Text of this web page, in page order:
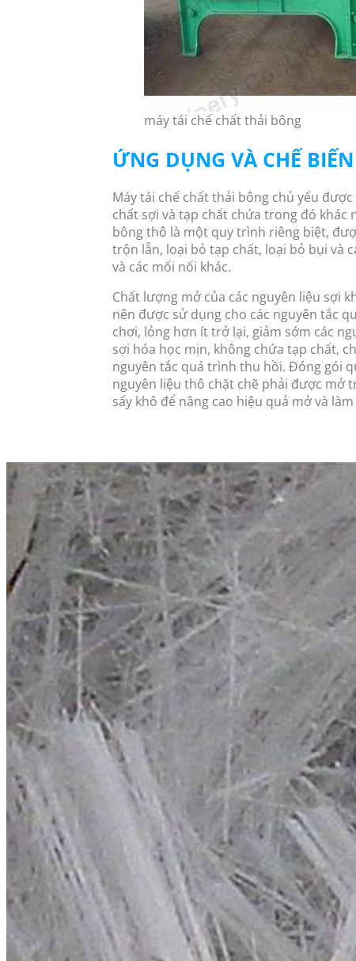
máy tái chế chất thải bông
ỨNG DỤNG VÀ CHẾ
Máy tái chế chất thải bông chủ yếu
chất sợi và tạp chất chứa trong đó khác
bông thô là một quy trình riêng biệt,
trộn lẫn, loại bỏ tạp chất, loại bỏ bụi và
và các mối nối khác.
Chất lượng mở của các nguyên liệu sợi
nên được sử dụng cho các nguyên tắc
chơi, lỏng hơn ít trở lại, giảm sớm các
sợi hóa học mịn, không chứa tạp chất,
nguyên tắc quá trình thu hồi. Đóng gói
nguyên liệu thô chặt chẽ phải được
sấy khô để nâng cao hiệu quả mở và